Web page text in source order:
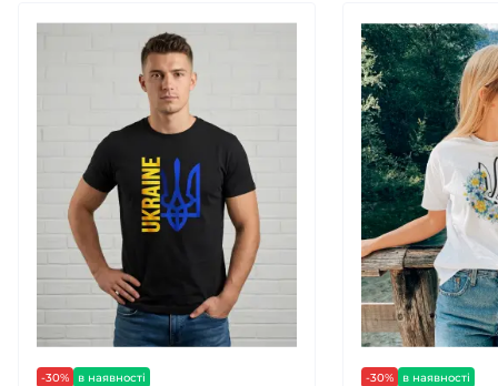
-30% в наявності -30% в наявності